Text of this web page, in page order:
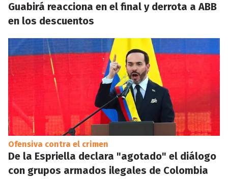
Guabirá reacciona en el final y derrota a ABB
en los descuentos
Ofensiva contra el crimen
De la Espriella declara "agotado" el diálogo
con grupos armados ilegales de Colombia